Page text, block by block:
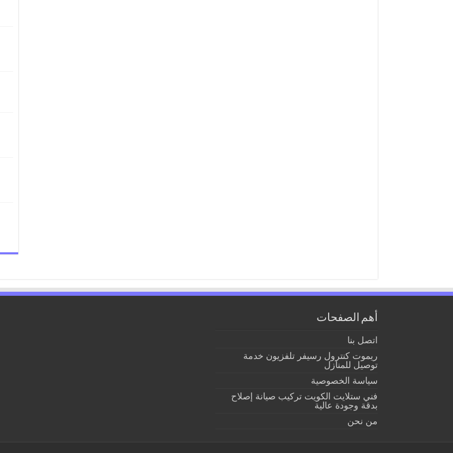
أهم الصفحات
اتصل بنا
ريموت كنترول رسيفر تلفزيون خدمة
توصيل للمنازل
سياسة الخصوصية
فني ستلايت الكويت تركيب صيانة إصلاح
بدقة وجودة عالية
من نحن